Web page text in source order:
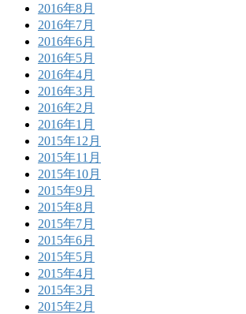
2016年8月
2016年7月
2016年6月
2016年5月
2016年4月
2016年3月
2016年2月
2016年1月
2015年12月
2015年11月
2015年10月
2015年9月
2015年8月
2015年7月
2015年6月
2015年5月
2015年4月
2015年3月
2015年2月